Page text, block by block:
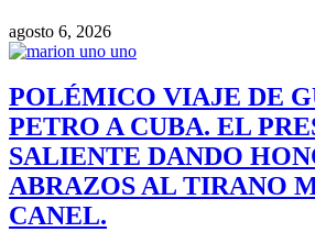
agosto 6, 2026
POLÉMICO VIAJE DE
PETRO A CUBA. EL
SALIENTE DANDO
ABRAZOS AL TIRANO
CANEL.